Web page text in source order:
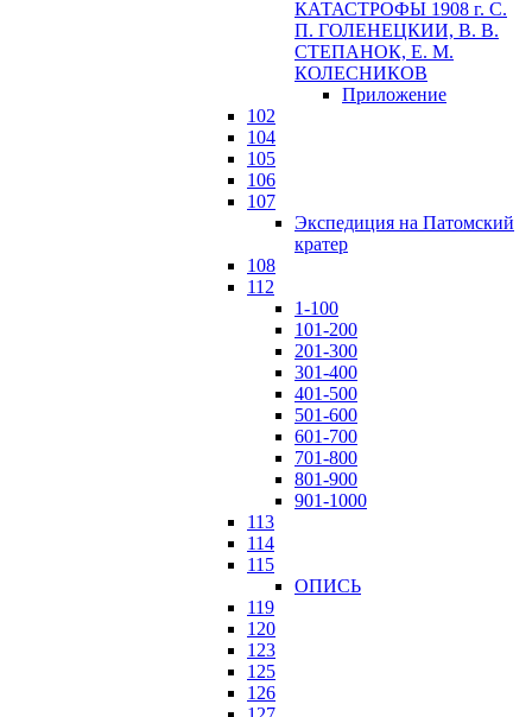
КАТАСТРОФЫ 1908 г. С.
П. ГОЛЕНЕЦКИИ, В. В.
СТЕПАНОК, Е. М.
КОЛЕСНИКОВ
Приложение
102
104
105
106
107
Экспедиция на Патомский
кратер
108
112
1-100
101-200
201-300
301-400
401-500
501-600
601-700
701-800
801-900
901-1000
113
114
115
ОПИСЬ
119
120
123
125
126